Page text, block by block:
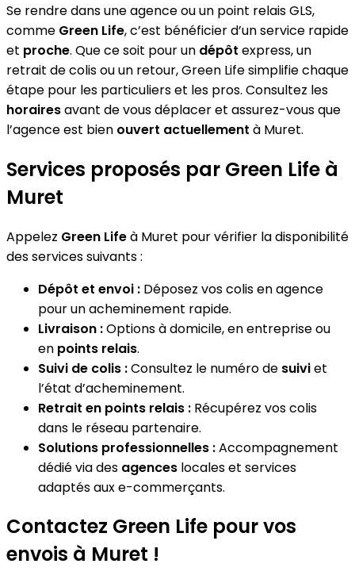
Se rendre dans une agence ou un point relais GLS,
comme Green Life, c’est bénéficier d’un service rapide
et proche. Que ce soit pour un dépôt express, un
retrait de colis ou un retour, Green Life simplifie chaque
étape pour les particuliers et les pros. Consultez les
horairesavant de vous déplacer et assurez-vous que
l’agence est bien ouvert actuellement à Muret.
Services proposés par Green Life à
Muret
Appelez Green Lifeà Muret pour vérifier la disponibilité
des services suivants :
Dépôt et envoi : Déposez vos colis en agence
pour un acheminement rapide.
Livraison :Options à domicile, en entreprise ou
en points relais.
Suivi de colis :Consultez le numéro de suiviet
l’état d’acheminement.
Retrait en points relais : Récupérez vos colis
dans le réseau partenaire.
Solutions professionnelles :Accompagnement
dédié via des agences locales et services
adaptés aux e-commerçants.
Contactez Green Life pour vos
envois à Muret !